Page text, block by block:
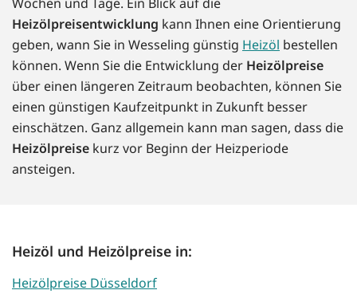
Heizölpreisentwicklung kann Ihnen eine Orientierung
geben, wann Sie in Wesseling günstig Heizöl bestellen
können. Wenn Sie die Entwicklung der Heizölpreise
über einen längeren Zeitraum beobachten, können Sie
einen günstigen Kaufzeitpunkt in Zukunft besser
einschätzen. Ganz allgemein kann man sagen, dass die
Heizölpreise kurz vor Beginn der Heizperiode
ansteigen.
Heizöl und Heizölpreise in:
Heizölpreise Düsseldorf